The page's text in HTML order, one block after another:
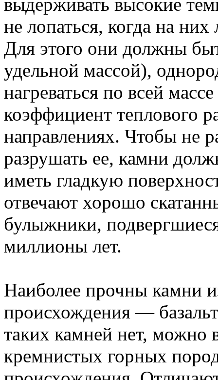
не лопаться, когда на
Для этого они должны
удельной массой),
нагреваться по всей
коэффициент теплового
направлениях. Чтобы не
разрушать ее, камни
иметь гладкую
отвечают хорошо
булыжники,
миллионы лет.
Наиболее прочны камни
происхождения —
таких камней нет, можно
кремнистых горных